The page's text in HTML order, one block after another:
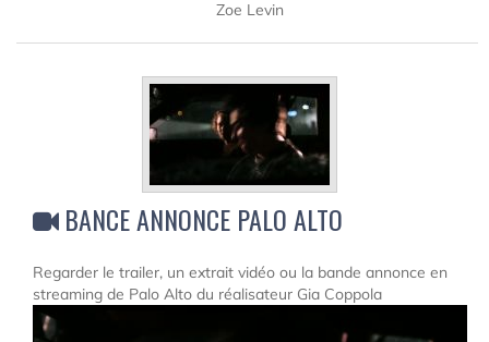
Zoe Levin
BANCE ANNONCE PALO ALTO
Regarder le trailer, un extrait vidéo ou la bande annonce en
streaming de Palo Alto du réalisateur Gia Coppola